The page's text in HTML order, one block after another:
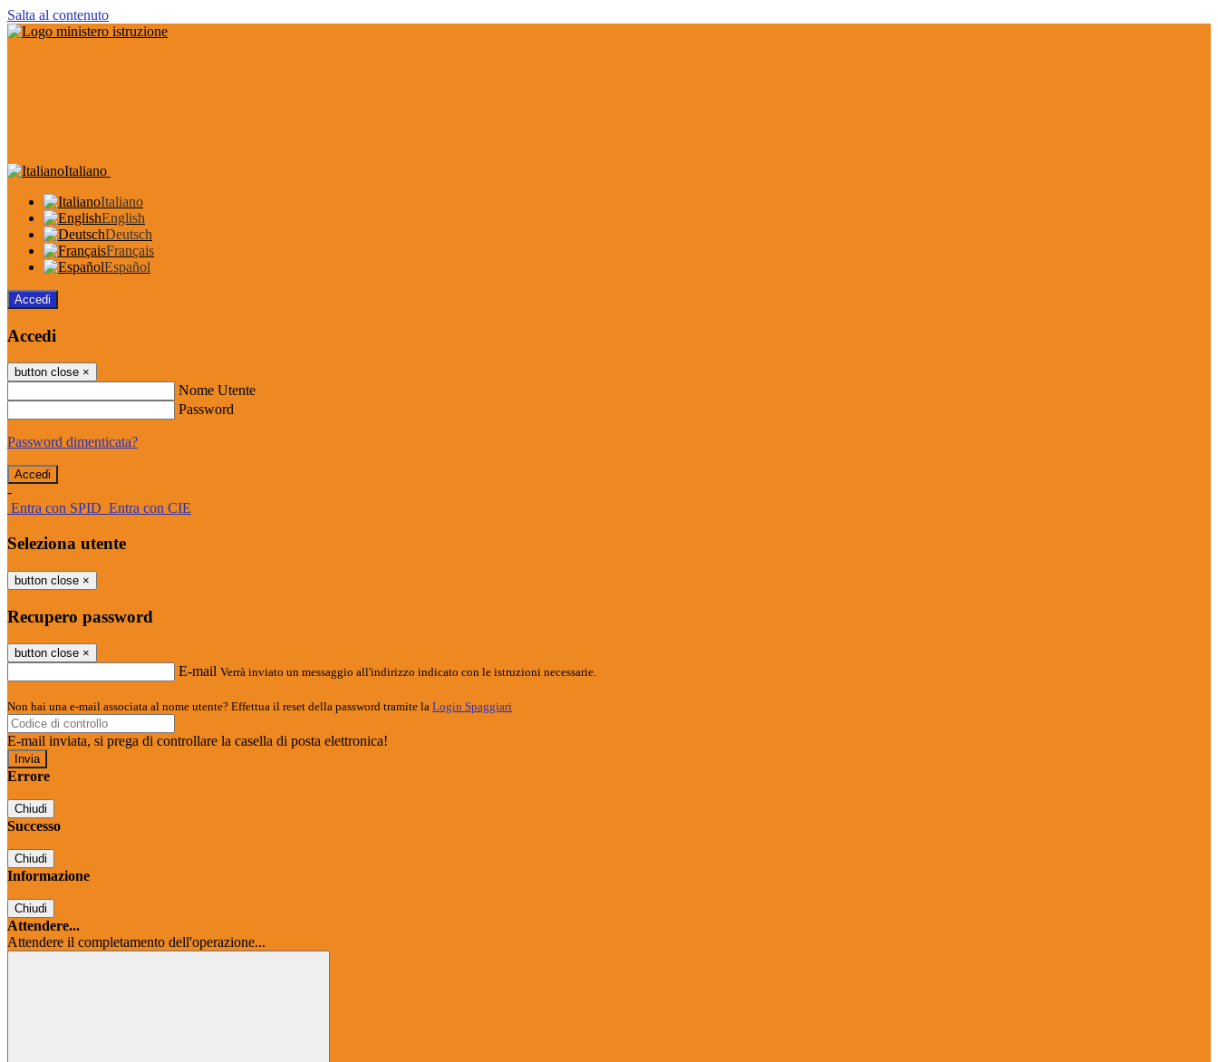
Salta al contenuto
Italiano
Italiano
English
Deutsch
Français
Español
Accedi
Accedi
button close ×
Nome Utente
Password
Password dimenticata?
-
Entra con SPID Entra con CIE
Seleziona utente
button close ×
Recupero password
button close ×
E-mail Verrà inviato un messaggio all'indirizzo indicato con le istruzioni necessarie.
Non hai una e-mail associata al nome utente? Effettua il reset della password tramite la Login Spaggiari
E-mail inviata, si prega di controllare la casella di posta elettronica!
Errore
Chiudi
Successo
Chiudi
Informazione
Chiudi
Attendere...
Attendere il completamento dell'operazione...